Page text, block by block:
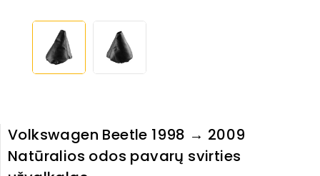
Volkswagen Beetle 1998 → 2009
Natūralios odos pavarų svirties